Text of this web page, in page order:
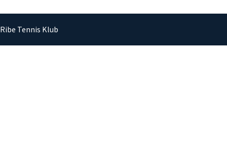
Ribe Tennis Klub